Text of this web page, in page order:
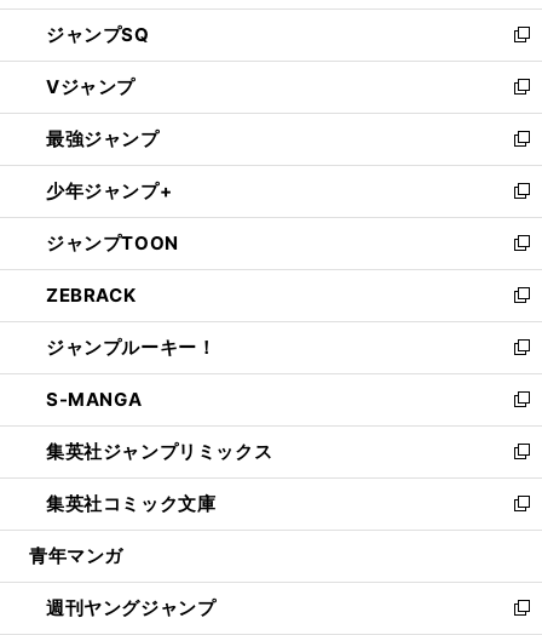
し
い
ウ
ィ
ン
ド
ウ
で
開
く
ジャンプSQ
新
し
い
ウ
ィ
ン
ド
ウ
で
開
く
Vジャンプ
新
し
い
ウ
ィ
ン
ド
ウ
で
開
く
最強ジャンプ
新
し
い
ウ
ィ
ン
ド
ウ
で
開
く
少年ジャンプ+
新
し
い
ウ
ィ
ン
ド
ウ
で
開
く
ジャンプTOON
新
し
い
ウ
ィ
ン
ド
ウ
で
開
く
ZEBRACK
新
し
い
ウ
ィ
ン
ド
ウ
で
開
ジャンプルーキー！
新
し
い
ウ
ィ
ン
ド
ウ
開
く
S-MANGA
新
し
い
ウ
ィ
ン
ウ
で
集英社ジャンプリミックス
新
し
い
ウ
ン
ド
集英社コミック文庫
新
し
ウ
ィ
青年マンガ
週刊ヤングジャンプ
新